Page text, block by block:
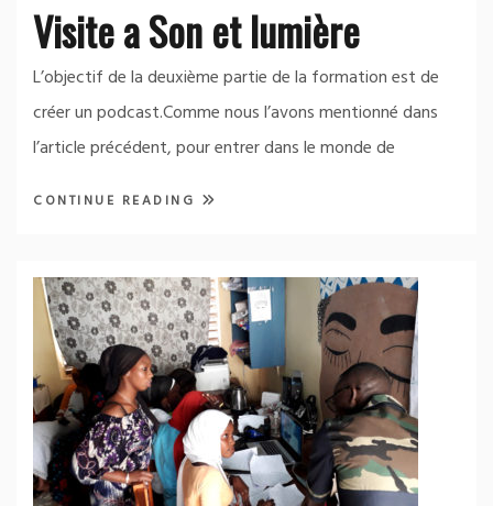
Visite a Son et lumière
L’objectif de la deuxième partie de la formation est de
créer un podcast.Comme nous l’avons mentionné dans
l’article précédent, pour entrer dans le monde de
CONTINUE READING